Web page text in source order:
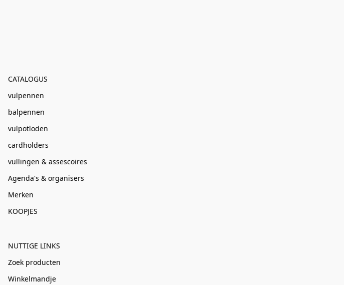
CATALOGUS
vulpennen
balpennen
vulpotloden
cardholders
vullingen & assescoires
Agenda's & organisers
Merken
KOOPJES
NUTTIGE LINKS
Zoek producten
Winkelmandje